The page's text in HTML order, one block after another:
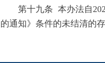
第十九条 本办法自2026
的通知》条件的未结清的